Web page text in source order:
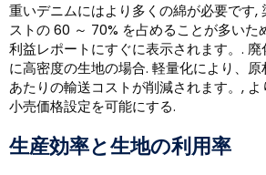
重いデニムにはより多くの綿が必要です,
ストの 60 ～ 70% を占めることが多いた
利益レポートにすぐに表示されます。.
に高密度の生地の場合. 軽量化により、
あたりの輸送コストが削減されます。,
小売価格設定を可能にする.
生産効率と生地の利用率